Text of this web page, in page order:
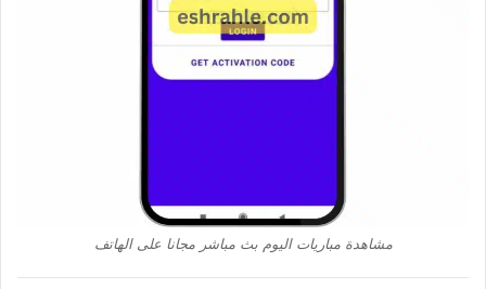
مشاهدة مباريات اليوم بث مباشر مجانا على الهاتف